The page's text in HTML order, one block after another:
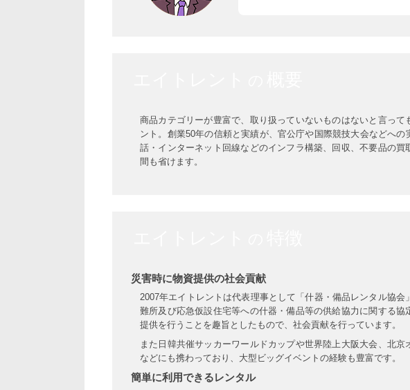
商品カテゴリーが豊富で、取り扱っていないものはないと言っ
ント。創業50年の信頼と実績が、官公庁や国際競技大会などへ
話・インターネット回線などのインフラ構築、回収、不要品の
間も省けます。
災害時に物資提供の社会貢献
2007年エイトレントは代表理事として「什器・備品レンタル協
難所及び応急仮設住宅等への什器・備品等の供給協力に関する
提供を行うことを趣旨としたもので、社会貢献を行っています。
また日韓共催サッカーワールドカップや世界陸上大阪大会、北
などにも携わっており、大型ビッグイベントの経験も豊富です。
簡単に利用できるレンタル